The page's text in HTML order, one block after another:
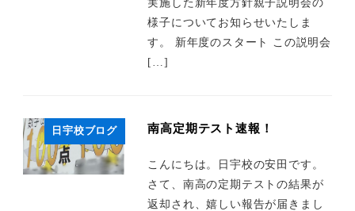
様子についてお知らせいたしま
す。 新年度のスタート この説明会
[…]
日宇校ブログ 南高定期テスト速報！
こんにちは。日宇校の安田です。
さて、南高の定期テストの結果が
返却され、嬉しい報告が届きまし